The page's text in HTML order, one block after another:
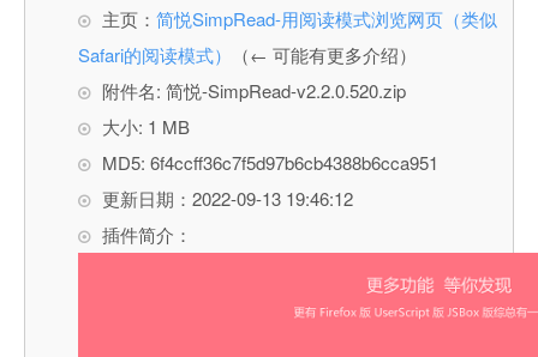
主页： 简悦SimpRead-用阅读模式浏览网页（类似
Safari的阅读模式）
（← 可能有更多介绍）
附件名: 简悦-SimpRead-v2.2.0.520.zip
大小: 1 MB
MD5: 6f4ccff36c7f5d97b6cb4388b6cca951
更新日期：2022-09-13 19:46:12
插件简介：